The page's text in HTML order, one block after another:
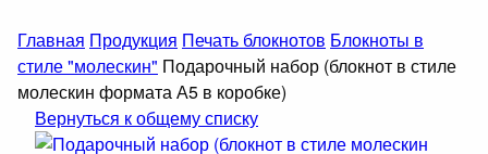
Главная Продукция Печать блокнотов Блокноты в
стиле "молескин" Подарочный набор (блокнот в стиле
молескин формата А5 в коробке)
Вернуться к общему списку